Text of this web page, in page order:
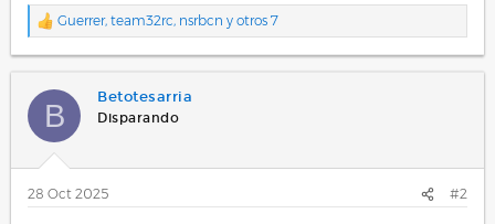
R
a
c
o
e
s
:
Guerrer, team32rc, nsrbcn y otros 7
B
Betotesarria
Disparando
28 Oct 2025 #2